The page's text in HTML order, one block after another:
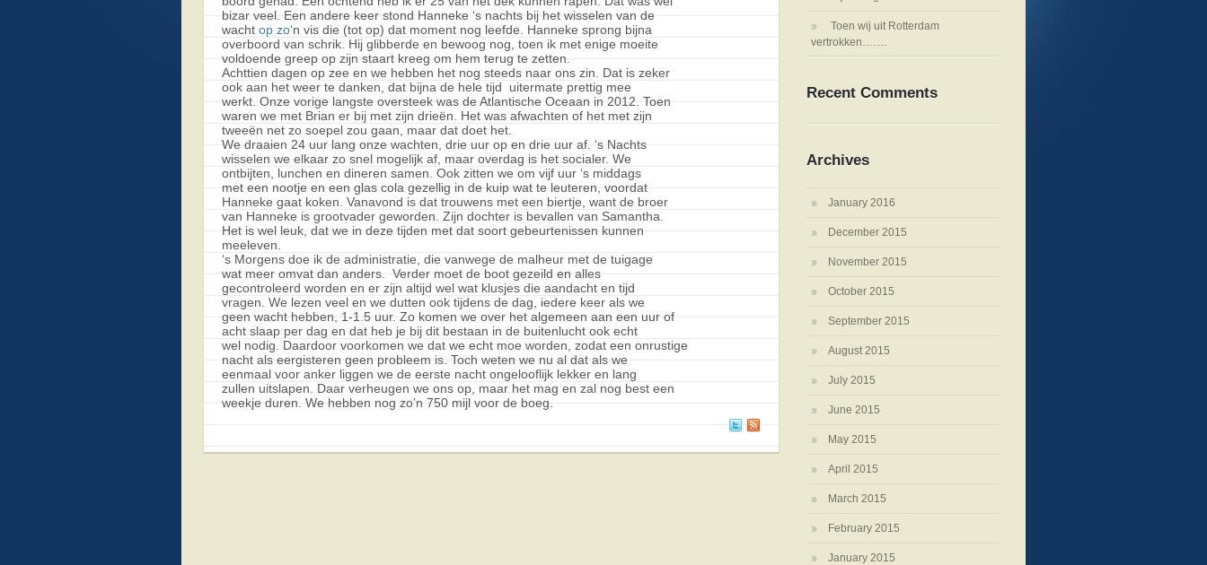
bizar veel. Een andere keer stond Hanneke ‘s nachts bij het wisselen van de
wacht op zo‘n vis die (tot op) dat moment nog leefde. Hanneke sprong bijna
overboord van schrik. Hij glibberde en bewoog nog, toen ik met enige moeite
voldoende greep op zijn staart kreeg om hem terug te zetten.
Achttien dagen op zee en we hebben het nog steeds naar ons zin. Dat is zeker
ook aan het weer te danken, dat bijna de hele tijd uitermate prettig mee
werkt. Onze vorige langste oversteek was de Atlantische Oceaan in 2012. Toen
waren we met Brian er bij met zijn drieën. Het was afwachten of het met zijn
tweeën net zo soepel zou gaan, maar dat doet het.
We draaien 24 uur lang onze wachten, drie uur op en drie uur af. ‘s Nachts
wisselen we elkaar zo snel mogelijk af, maar overdag is het socialer. We
ontbijten, lunchen en dineren samen. Ook zitten we om vijf uur ‘s middags
met een nootje en een glas cola gezellig in de kuip wat te leuteren, voordat
Hanneke gaat koken. Vanavond is dat trouwens met een biertje, want de broer
van Hanneke is grootvader geworden. Zijn dochter is bevallen van Samantha.
Het is wel leuk, dat we in deze tijden met dat soort gebeurtenissen kunnen
meeleven.
‘s Morgens doe ik de administratie, die vanwege de malheur met de tuigage
wat meer omvat dan anders. Verder moet de boot gezeild en alles
gecontroleerd worden en er zijn altijd wel wat klusjes die aandacht en tijd
vragen. We lezen veel en we dutten ook tijdens de dag, iedere keer als we
geen wacht hebben, 1-1.5 uur. Zo komen we over het algemeen aan een uur of
acht slaap per dag en dat heb je bij dit bestaan in de buitenlucht ook echt
wel nodig. Daardoor voorkomen we dat we echt moe worden, zodat een onrustige
nacht als eergisteren geen probleem is. Toch weten we nu al dat als we
eenmaal voor anker liggen we de eerste nacht ongelooflijk lekker en lang
zullen uitslapen. Daar verheugen we ons op, maar het mag en zal nog best een
weekje duren. We hebben nog zo’n 750 mijl voor de boeg.
Toen wij uit Rotterdam
vertrokken…….
Recent Comments
Archives
January 2016
December 2015
November 2015
October 2015
September 2015
August 2015
July 2015
June 2015
May 2015
April 2015
March 2015
February 2015
January 2015